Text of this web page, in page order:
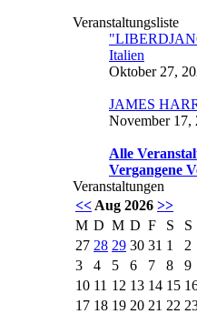
Veranstaltungsliste
Italien
Oktober 27,
JAMES
November 17,
Alle
Vergangene
Veranstaltungen
<< Aug 2026 >>
M D M D F S
S
27 28 29 30 31 1
2
3
4 5 6 7 8
9
10 11 12 13 14 15
17 18 19 20 21 22